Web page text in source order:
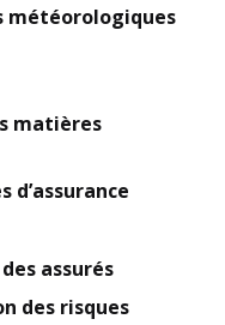
météorologiques
matières
d’assurance
assurés
des risques